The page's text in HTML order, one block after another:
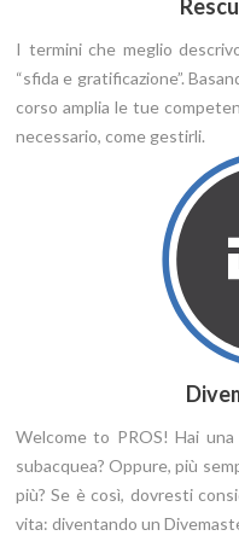
I termini che meglio
“sfida e gratificazione”.
corso amplia le tue
necessario, come gestirli.
Welcome to PROS! Hai
subacquea? Oppure, più
più? Se è così, dovresti
vita: diventando un